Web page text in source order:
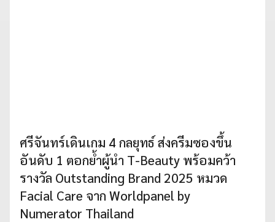
ศรีจันทร์เดินเกม 4 กลยุทธ์ ส่งครีมซองขึ้น
อันดับ 1 ตอกย้ำผู้นำ T-Beauty พร้อมคว้า
รางวัล Outstanding Brand 2025 หมวด
Facial Care จาก Worldpanel by
Numerator Thailand